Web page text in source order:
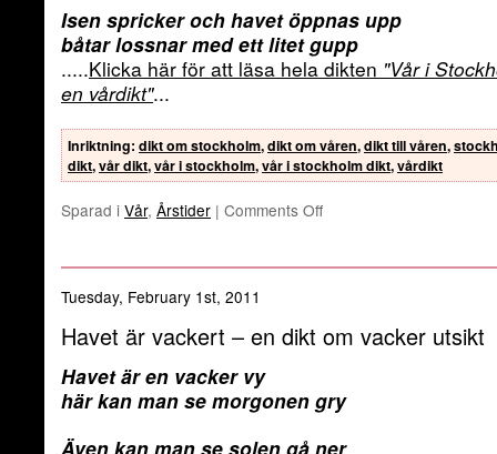
Isen spricker och havet öppnas upp
båtar lossnar med ett litet gupp
.....Klicka här för att läsa hela dikten "Vår i
en vårdikt"...
Inriktning: dikt om stockholm,dikt om våren,dikt till våren,
dikt,vår dikt,vår i stockholm,vår i stockholm dikt,vårdikt
Sparad i Vår, Årstider | Comments Off
Tuesday, February 1st, 2011
Havet är vackert – en dikt om vacker utsikt
Havet är en vacker vy
här kan man se morgonen gry
Även kan man se solen gå ner